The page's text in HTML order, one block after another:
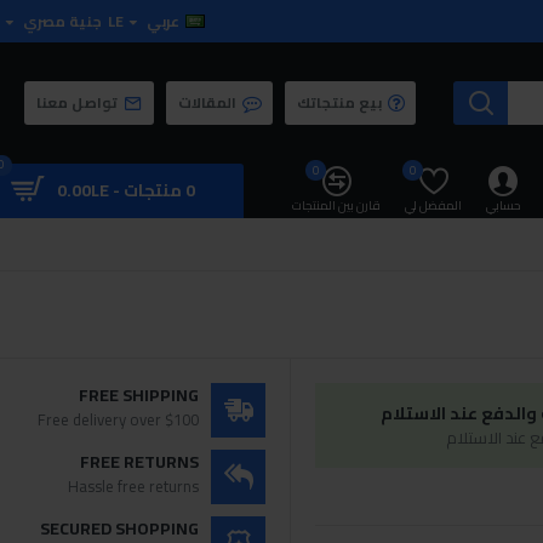
عربي LE جنية مصري
بيع منتجاتك المقالات تواصل معنا
حسابي المفضل لي
0
قارن بين المنتجات
0
0 منتجات - 0.00LE
عند الاستلام
الاستلام
FREE SHIPPING
Free delivery over $100
FREE RETURNS
Hassle free returns
SECURED SHOPPING